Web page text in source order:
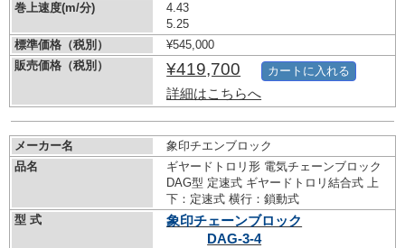
巻上速度(m/分)
4.43
5.25
標準価格（税別）
¥545,000
販売価格（税別）
¥419,700
詳細はこちらへ
カートに入れる
メーカー名
象印チエンブロック
品名
ギヤードトロリ形 電気チェーンブロック
DAG型 定速式 ギヤードトロリ結合式 上
下：定速式 横行：鎖動式
型 式
象印チェーンブロック
DAG-3-4